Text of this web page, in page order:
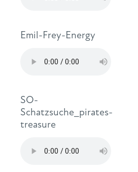
Emil-Frey-Energy
SO-
Schatzsuche_pirates-
treasure